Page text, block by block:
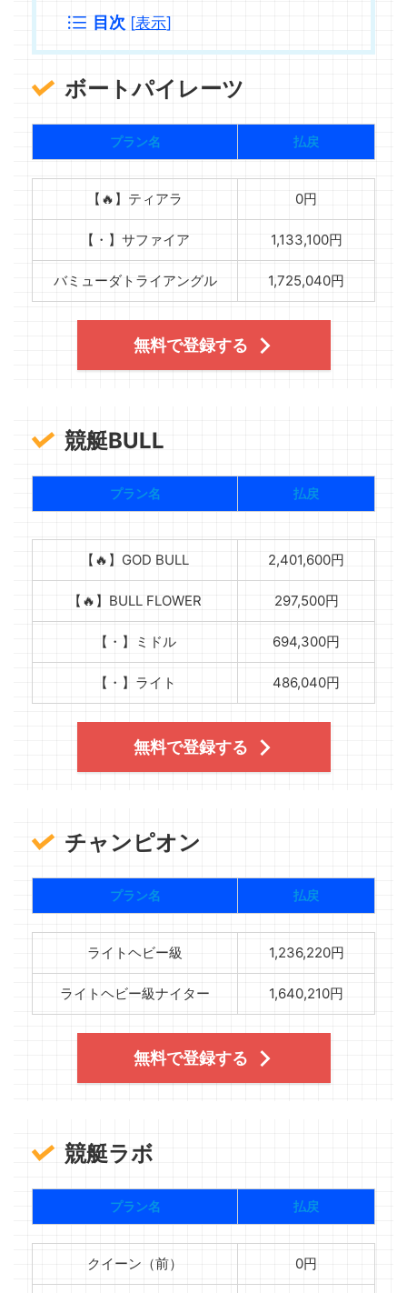
目次 [表示]
ボートパイレーツ
プラン名 払戻
【🔥】ティアラ 0円
【・】サファイア 1,133,100円
バミューダトライアングル 1,725,040円
無料で登録する
競艇BULL
プラン名 払戻
【🔥】GOD BULL 2,401,600円
【🔥】BULL FLOWER 297,500円
【・】ミドル 694,300円
【・】ライト 486,040円
無料で登録する
チャンピオン
プラン名 払戻
ライトヘビー級 1,236,220円
ライトヘビー級ナイター 1,640,210円
無料で登録する
競艇ラボ
プラン名 払戻
クイーン（前） 0円